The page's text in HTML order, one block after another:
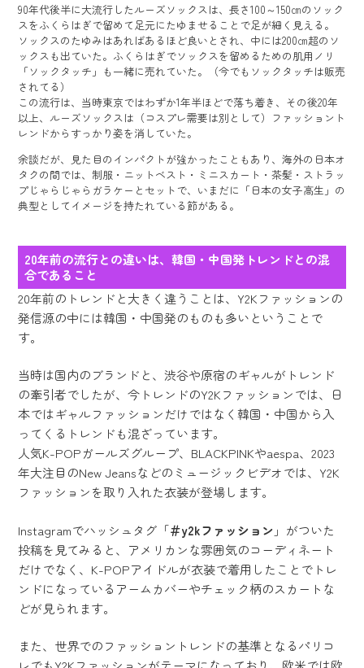
90年代後半に大流行したルーズソックスは、長さ100～150㎝のソック
スをふくらはぎで留めて足元にたゆませることで足が細く見える。
ソックスのたゆみはあればあるほど良いとされ、中には200㎝超のソ
ックスも出ていた。ふくらはぎでソックスを留めるための肌用ノリ
「ソックタッチ」も一緒に売れていた。（今でもソックタッチは販売
されてる）
この流行は、当時東京ではわずか1年半ほどで落ち着き、その後20年
以上、ルーズソックスは（コスプレ需要は別として）ファッショント
レンドからすっかり姿を消していた。
余談だが、見た目のインパクトが強かったこともあり、海外の日本オ
タクの間では、制服・ニットベスト・ミニスカート・茶髪・ストラッ
プじゃらじゃらガラケーとセットで、いまだに「日本の女子高生」の
典型としてイメージを持たれている節がある。
20年前の流行との違いは、韓国・中国発トレンドとの混
合であること
20年前のトレンドと大きく違うことは、Y2Kファッションの
発信源の中には韓国・中国発のものも多いということで
す。
当時は国内のブランドと、渋谷や原宿のギャルがトレンド
の牽引者でしたが、今トレンドのY2Kファッションでは、日
本ではギャルファッションだけではなく韓国・中国から入
ってくるトレンドも混ざっています。
人気K-POPガールズグループ、BLACKPINKやaespa、2023
年大注目のNew Jeansなどのミュージックビデオでは、Y2K
ファッションを取り入れた衣装が登場します。
Instagramでハッシュタグ「＃y2kファッション 」がついた
投稿を見てみると、アメリカンな雰囲気のコーディネート
だけでなく、K-POPアイドルが衣装で着用したことでトレ
ンドになっているアームカバーやチェック柄のスカートな
どが見られます。
また、世界でのファッショントレンドの基準となるパリコ